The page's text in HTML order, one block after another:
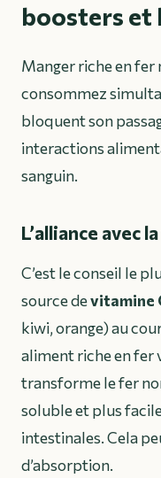
boosters et
Manger riche en fer
consommez
bloquent son
interactions
sanguin.
L’alliance avec
C’est le conseil le
source devitamine
kiwi, orange) au
aliment riche en fer
transforme le fer
soluble et plus
intestinales. Cela
d’absorption.